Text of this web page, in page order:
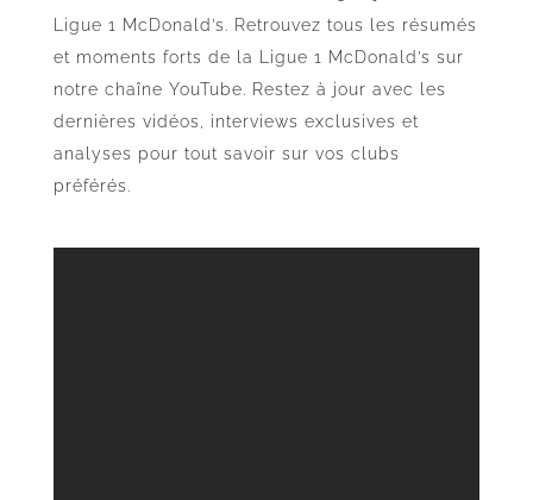
Ligue 1 McDonald’s. Retrouvez tous les résumés
et moments forts de la Ligue 1 McDonald’s sur
notre chaîne YouTube. Restez à jour avec les
dernières vidéos, interviews exclusives et
analyses pour tout savoir sur vos clubs
préférés.